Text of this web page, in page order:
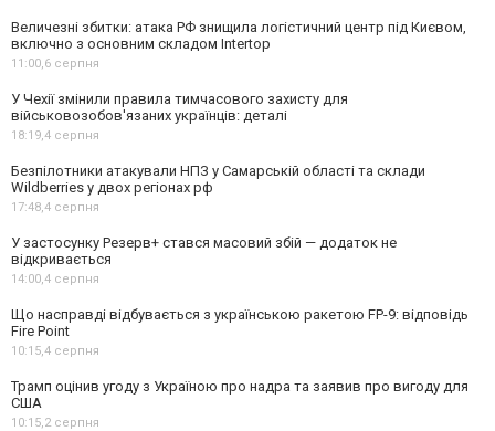
Величезні збитки: атака РФ знищила логістичний центр під Києвом,
включно з основним складом Intertop
11:00,6 серпня
У Чехії змінили правила тимчасового захисту для
військовозобов'язаних українців: деталі
18:19,4 серпня
Безпілотники атакували НПЗ у Самарській області та склади
Wildberries у двох регіонах рф
17:48,4 серпня
У застосунку Резерв+ стався масовий збій — додаток не
відкривається
14:00,4 серпня
Що насправді відбувається з українською ракетою FP-9: відповідь
Fire Point
10:15,4 серпня
Трамп оцінив угоду з Україною про надра та заявив про вигоду для
США
10:15,2 серпня